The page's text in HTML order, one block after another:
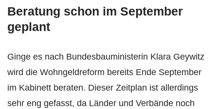
Beratung schon im September
geplant
Ginge es nach Bundesbauministerin Klara Geywitz
wird die Wohngeldreform bereits Ende September
im Kabinett beraten. Dieser Zeitplan ist allerdings
sehr eng gefasst, da Länder und Verbände noch